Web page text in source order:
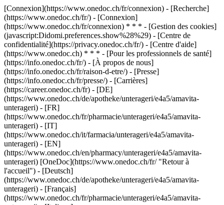
[Connexion](https://www.onedoc.ch/fr/connexion) - [Recherche]
(https://www.onedoc.ch/fr/) - [Connexion]
(https://www.onedoc.ch/fr/connexion) * * * - [Gestion des cookies]
(javascript:Didomi.preferences.show%28%29) - [Centre de
confidentialité](https://privacy.onedoc.ch/fr/) - [Centre d'aide]
(https://www.onedoc.ch) * * * - [Pour les professionnels de santé]
(https://info.onedoc.ch/fr/) - [À propos de nous]
(https://info.onedoc.ch/fr/raison-d-etre/) - [Presse]
(https://info.onedoc.ch/fr/presse/) - [Carrières]
(https://career.onedoc.ch/fr) - [DE]
(https://www.onedoc.ch/de/apotheke/unterageri/e4a5/amavita-
unterageri) - [FR]
(https://www.onedoc.ch/fr/pharmacie/unterageri/e4a5/amavita-
unterageri) - [IT]
(https://www.onedoc.ch/it/farmacia/unterageri/e4a5/amavita-
unterageri) - [EN]
(https://www.onedoc.ch/en/pharmacy/unterageri/e4a5/amavita-
unterageri) [OneDoc](https://www.onedoc.ch/fr/ "Retour à
l'accueil") - [Deutsch]
(https://www.onedoc.ch/de/apotheke/unterageri/e4a5/amavita-
unterageri) - [Français]
(https://www.onedoc.ch/fr/pharmacie/unterageri/e4a5/amavita-